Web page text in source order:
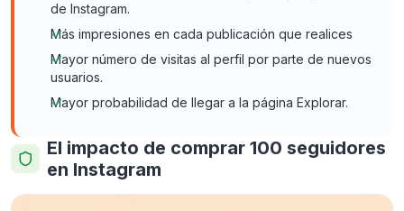
de Instagram.
Más impresiones en cada publicación que realices
Mayor número de visitas al perfil por parte de nuevos
usuarios.
Mayor probabilidad de llegar a la página Explorar.
El impacto de comprar 100 seguidores
en Instagram